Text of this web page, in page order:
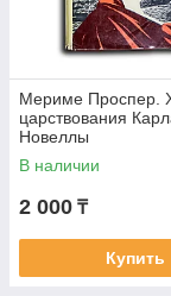
Мериме Проспер.
царствования
Новеллы
В наличии
2 000 ₸
Купить